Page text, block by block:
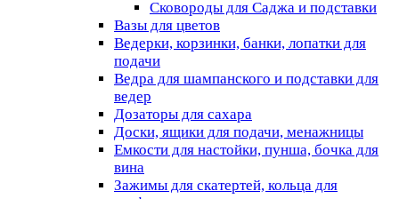
Сковороды для Саджа и подставки
Вазы для цветов
Ведерки, корзинки, банки, лопатки для
подачи
Ведра для шампанского и подставки для
ведер
Дозаторы для сахара
Доски, ящики для подачи, менажницы
Емкости для настойки, пунша, бочка для
вина
Зажимы для скатертей, кольца для